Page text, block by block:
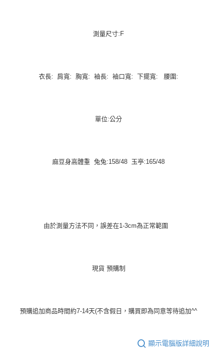
測量尺寸:F
衣長: 肩寬: 胸寬: 袖長: 袖口寬: 下擺寬: 腰圍:
單位:公分
麻豆身高體重 兔兔:158/48 玉亭:165/48
由於測量方法不同，誤差在1-3cm為正常範圍
現貨 預購制
預購追加商品時間約7-14天(不含假日，購買即為同意等待追加^^
顯示電腦版詳細說明